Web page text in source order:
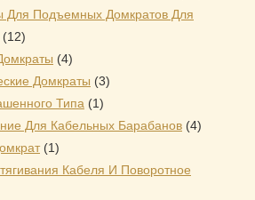
Для Подъемных Домкратов Для
1212
товаров44
товара
Домкраты 33
Типа 11
товар
Для Кабельных Барабанов 44
11
товар
Кабеля И Поворотное